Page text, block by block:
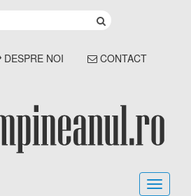
DESPRE NOI CONTACT